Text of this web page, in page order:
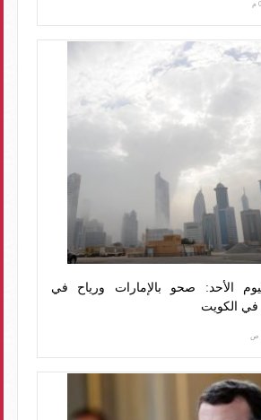
الأحد: صحو بالإمارات ورياح في
في الكويت